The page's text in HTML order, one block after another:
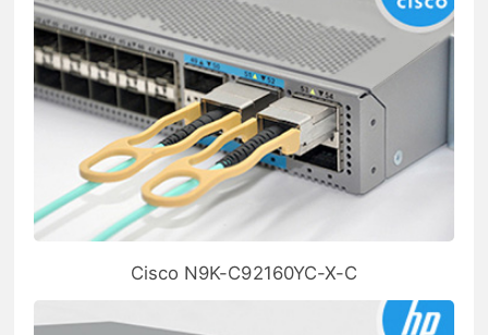
Cisco N9K-C92160YC-X-C